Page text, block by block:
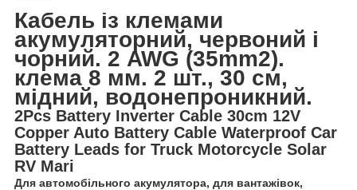
Кабель із клемами
акумуляторний, червоний і
чорний. 2 AWG (35mm2).
клема 8 мм. 2 шт., 30 см,
мідний, водонепроникний.
2Pcs Battery Inverter Cable 30cm 12V
Copper Auto Battery Cable Waterproof Car
Battery Leads for Truck Motorcycle Solar
RV Mari
Для автомобільного акумулятора, для вантажівок,